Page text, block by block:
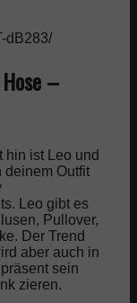
dB283/
–
hin ist Leo und
deinem Outfit
Leo gibt es
Pullover,
Der Trend
aber auch in
sein
zieren.